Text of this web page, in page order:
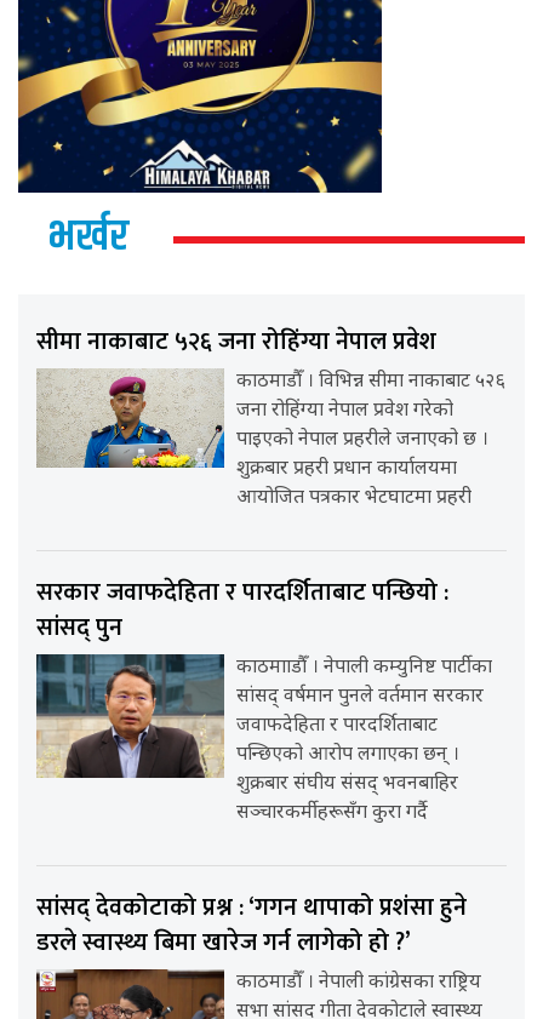
भर्खर
सीमा नाकाबाट ५२६ जना रोहिंग्या नेपाल प्रवेश
काठमाडौँ । विभिन्न सीमा नाकाबाट ५२६
जना रोहिंग्या नेपाल प्रवेश गरेको
पाइएको नेपाल प्रहरीले जनाएको छ ।
शुक्रबार प्रहरी प्रधान कार्यालयमा
आयोजित पत्रकार भेटघाटमा प्रहरी
सरकार जवाफदेहिता र पारदर्शिताबाट पन्छियो :
सांसद् पुन
काठमााडौँ । नेपाली कम्युनिष्ट पार्टीका
सांसद् वर्षमान पुनले वर्तमान सरकार
जवाफदेहिता र पारदर्शिताबाट
पन्छिएको आरोप लगाएका छन् ।
शुक्रबार संघीय संसद् भवनबाहिर
सञ्चारकर्मीहरूसँग कुरा गर्दै
सांसद् देवकोटाको प्रश्न : ‘गगन थापाको प्रशंसा हुने
डरले स्वास्थ्य बिमा खारेज गर्न लागेको हो ?’
काठमाडौँ । नेपाली कांग्रेसका राष्ट्रिय
सभा सांसद् गीता देवकोटाले स्वास्थ्य